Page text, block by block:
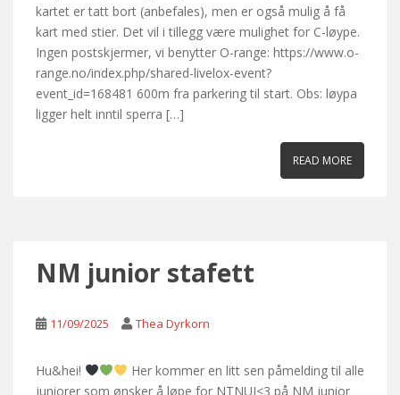
kartet er tatt bort (anbefales), men er også mulig å få
kart med stier. Det vil i tillegg være mulighet for C-løype.
Ingen postskjermer, vi benytter O-range: https://www.o-
range.no/index.php/shared-livelox-event?
event_id=168481 600m fra parkering til start. Obs: løypa
ligger helt inntil sperra […]
READ MORE
NM junior stafett
11/09/2025 Thea Dyrkorn
Hu&hei!
Her kommer en litt sen påmelding til alle
juniorer som ønsker å løpe for NTNUI<3 på NM junior